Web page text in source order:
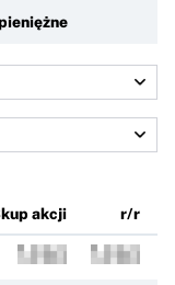
akcji r/r